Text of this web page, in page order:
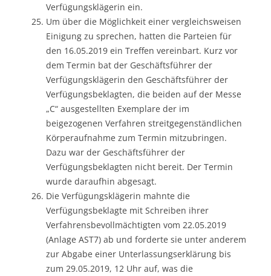
Verfügungsklägerin ein.
Um über die Möglichkeit einer vergleichsweisen
Einigung zu sprechen, hatten die Parteien für
den 16.05.2019 ein Treffen vereinbart. Kurz vor
dem Termin bat der Geschäftsführer der
Verfügungsklägerin den Geschäftsführer der
Verfügungsbeklagten, die beiden auf der Messe
„C“ ausgestellten Exemplare der im
beigezogenen Verfahren streitgegenständlichen
Körperaufnahme zum Termin mitzubringen.
Dazu war der Geschäftsführer der
Verfügungsbeklagten nicht bereit. Der Termin
wurde daraufhin abgesagt.
Die Verfügungsklägerin mahnte die
Verfügungsbeklagte mit Schreiben ihrer
Verfahrensbevollmächtigten vom 22.05.2019
(Anlage AST7) ab und forderte sie unter anderem
zur Abgabe einer Unterlassungserklärung bis
zum 29.05.2019, 12 Uhr auf, was die